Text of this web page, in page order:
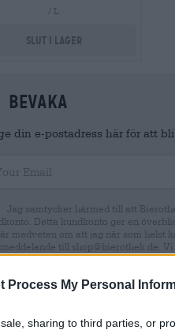
Process My Personal
sharing to third parties, or
/ L
Slut i lager
Bevaka
din e-postadress här för att
Jag samtycker härmed till att
Detta kundkonto ger en
är medveten om att jag när som
till shop@bierothek.de.
av den behandling som utförs